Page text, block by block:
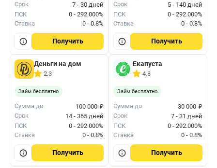
Срок
7 - 30 дней
ПСК
0 - 292.000%
Ставка
0 - 0.8%
Получить
Срок
5 - 140 дней
ПСК
0 - 292.000%
Ставка
0 - 0.8%
Получить
Деньги на дом
2.3
Займ бесплатно
Сумма до 100 000 ₽
Срок
14 - 365 дней
ПСК
0 - 292.000%
Ставка
0 - 0.8%
Получить
Екапуста
4.8
Займ бесплатно
Сумма до 30 000 ₽
Срок
7 - 31 дней
ПСК
0 - 292.000%
Ставка
0 - 0.8%
Получить